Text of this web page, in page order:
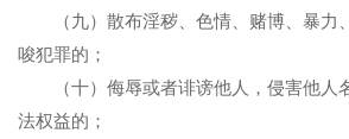
（九）散布淫秽、色情、赌博、暴
唆犯罪的；
（十）侮辱或者诽谤他人，侵害他
法权益的；